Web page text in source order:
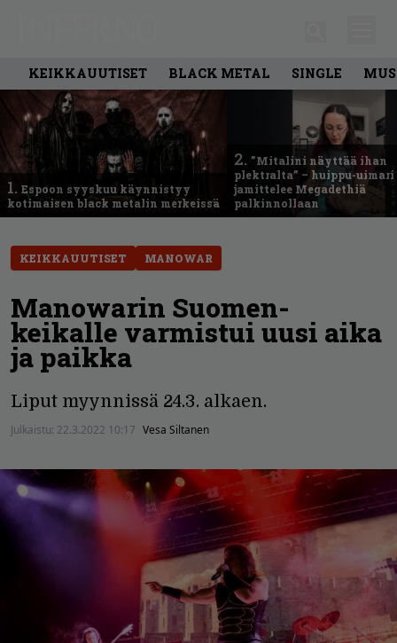
KEIKKAUUTISET BLACK METAL SINGLE
1. Espoon syyskuu käynnistyy
kotimaisen black metalin merkeissä
2. ”Mitalini näyttää ihan
plektralta” – huippu-uimari
jamittelee Megadethiä
palkinnollaan
KEIKKAUUTISET MANOWAR
Manowarin Suomen-
keikalle varmistui uusi aika
ja paikka
Liput myynnissä 24.3. alkaen.
Julkaistu: 22.3.2022 10:17 Vesa Siltanen